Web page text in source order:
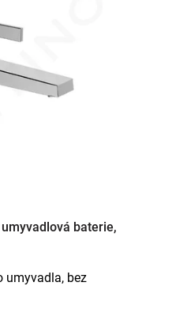
baterie,
umyvadla, bez